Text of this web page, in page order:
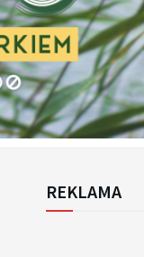
REKLAMA